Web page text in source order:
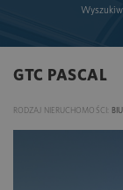
GTC PASCAL
RODZAJ NIERUCHOMOŚCI: